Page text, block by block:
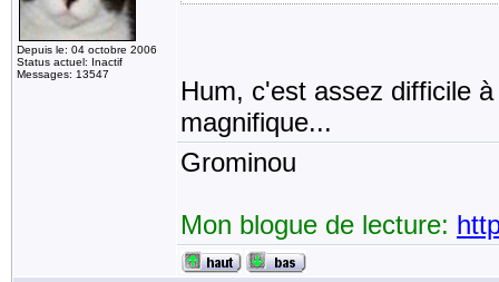
Depuis le: 04 octobre 2006
Status actuel: Inactif
Messages: 13547
Hum, c'est assez difficile
magnifique...
Grominou
Mon blogue de lecture: